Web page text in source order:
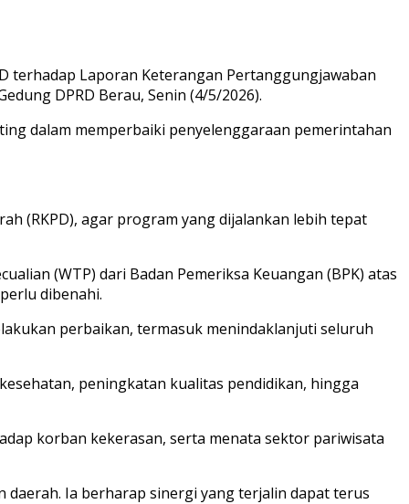
terhadap Laporan Keterangan Pertanggungjawaban
DPRD Berau, Senin (4/5/2026).
dalam memperbaiki penyelenggaraan pemerintahan
(RKPD), agar program yang dijalankan lebih tepat
(WTP) dari Badan Pemeriksa Keuangan (BPK) atas
dibenahi.
perbaikan, termasuk menindaklanjuti seluruh
peningkatan kualitas pendidikan, hingga
korban kekerasan, serta menata sektor pariwisata
daerah. Ia berharap sinergi yang terjalin dapat terus